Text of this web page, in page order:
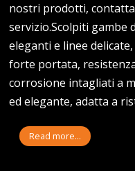
nostri prodotti,
servizio.Scolpiti gambe
eleganti e linee
forte portata,
corrosione intagliati a
ed elegante, adatta a
Read more...